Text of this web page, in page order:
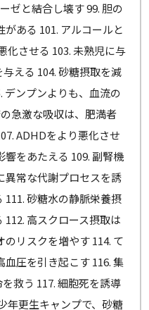
ゼと結合し壊す 99. 胆の
ある 101. アルコールと
化させる 103. 未熟児に与
える 104. 砂糖摂取を減
デンプンよりも、血流の
急激な吸収は、肥満者
ADHDをより悪化させ
響をあたえる 109. 副腎機
異常な代謝プロセスを誘
砂糖水の静脈栄養摂
高スクロース摂取は
リスクを増やす 114. て
血圧を引き起こす 116. 集
救う 117. 細胞死を誘導
年更生キャンプで、砂糖